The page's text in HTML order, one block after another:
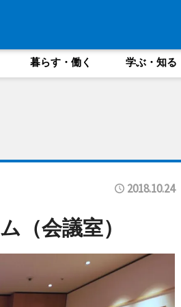
暮らす・働く 学ぶ・知る
2018.10.24
（会議室）